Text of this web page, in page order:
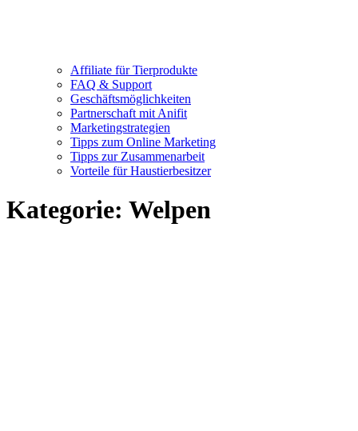
Affiliate für Tierprodukte
FAQ & Support
Geschäftsmöglichkeiten
Partnerschaft mit Anifit
Marketingstrategien
Tipps zum Online Marketing
Tipps zur Zusammenarbeit
Vorteile für Haustierbesitzer
Kategorie: Welpen